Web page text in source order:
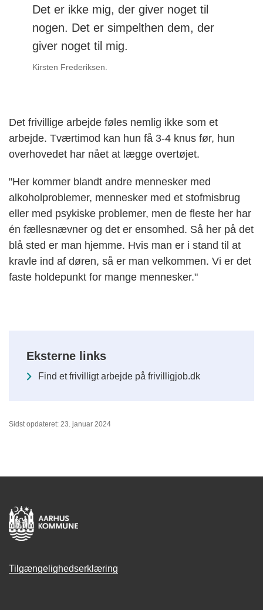
Det er ikke mig, der giver noget til
nogen. Det er simpelthen dem, der
giver noget til mig.
Kirsten Frederiksen.
Det frivillige arbejde føles nemlig ikke som et
arbejde. Tværtimod kan hun få 3-4 knus før, hun
overhovedet har nået at lægge overtøjet.
"Her kommer blandt andre mennesker med
alkoholproblemer, mennesker med et stofmisbrug
eller med psykiske problemer, men de fleste her har
én fællesnævner og det er ensomhed. Så her på det
blå sted er man hjemme. Hvis man er i stand til at
kravle ind af døren, så er man velkommen. Vi er det
faste holdepunkt for mange mennesker."
Eksterne links
Find et frivilligt arbejde på frivilligjob.dk
Sidst opdateret: 23. januar 2024
Tilgængelighedserklæring